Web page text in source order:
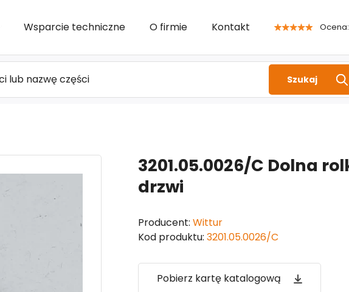
Wsparcie techniczne O firmie Kontakt Ocena:
Szukaj
3201.05.0026/C Dolna
drzwi
Producent: Wittur
Kod produktu: 3201.05.0026/C
Pobierz kartę katalogową